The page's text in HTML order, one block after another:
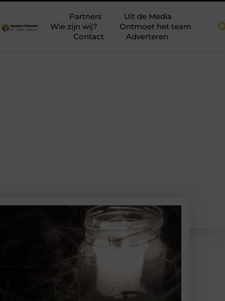
Partners
Uit de Media
Wie zijn wij?
Ontmoet het team
Contact
Adverteren